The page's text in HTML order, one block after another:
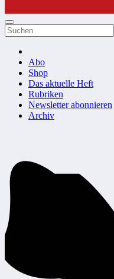
Abo
Shop
Das aktuelle Heft
Rubriken
Newsletter abonnieren
Archiv